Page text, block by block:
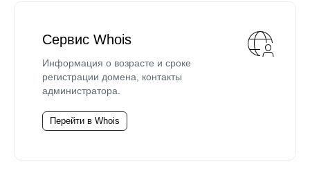
Сервис Whois
Информация о возрасте и сроке
регистрации домена, контакты
администратора.
Перейти в Whois